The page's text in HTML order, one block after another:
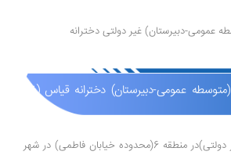
عمومی-دبیرستان) غیر دولتی دخترانه
عمومی-دبیرستان) دخترانه قیاس (غیر
مدرسهقیاس دخترانه(غیر دولتی)در منطقه 6(محدوده خیابان فاطمی) در شهر